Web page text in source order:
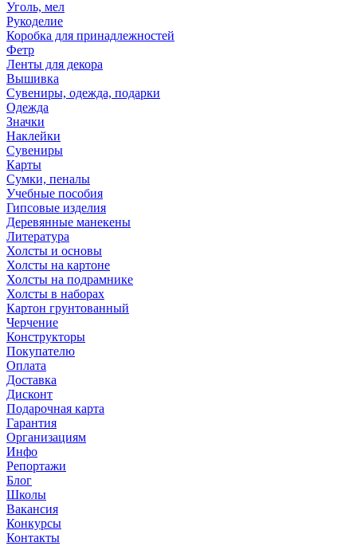
Уголь, мел
Рукоделие
Коробка для принадлежностей
Фетр
Ленты для декора
Вышивка
Сувениры, одежда, подарки
Одежда
Значки
Наклейки
Сувениры
Карты
Сумки, пеналы
Учебные пособия
Гипсовые изделия
Деревянные манекены
Литература
Холсты и основы
Холсты на картоне
Холсты на подрамнике
Холсты в наборах
Картон грунтованный
Черчение
Конструкторы
Покупателю
Оплата
Доставка
Дисконт
Подарочная карта
Гарантия
Организациям
Инфо
Репортажи
Блог
Школы
Вакансия
Конкурсы
Контакты